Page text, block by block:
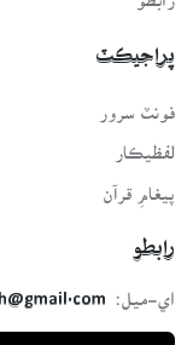
پراجيڪٽ
لفظيڪار
پيغامِ قرآن
رابطو
اي-ميل: